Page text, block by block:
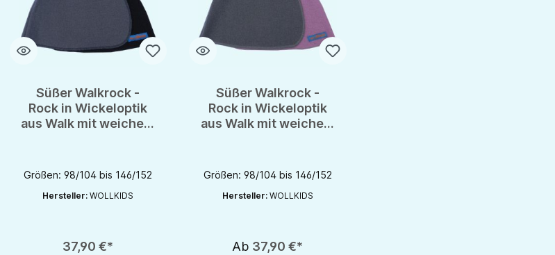
Süßer Walkrock -
Rock in Wickeloptik
aus Walk mit weichem
Größen: 98/104 bis 146/152
Hersteller:WOLLKIDS
37,90 €*
Süßer Walkrock -
Rock in Wickeloptik
aus Walk mit weichem
Größen: 98/104 bis 146/152
Hersteller: WOLLKIDS
Ab 37,90 €*